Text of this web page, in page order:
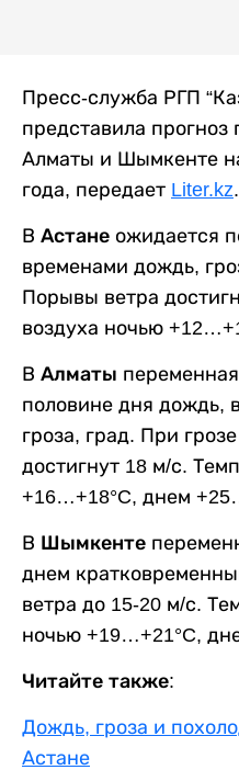
Пресс-служба РГП
представила прогноз
Алматы и Шымкенте
года, передает Liter.kz.
В Астане ожидается
временами дождь,
Порывы ветра
воздуха ночью
В Алматы
половине дня дождь,
гроза, град. При
достигнут 18 м/с.
+16…+18°C, днем
В Шымкенте
днем
ветра до 15-20 м/с.
ночью +19…+21°C,
Читайте также:
Дождь, гроза и
Астане